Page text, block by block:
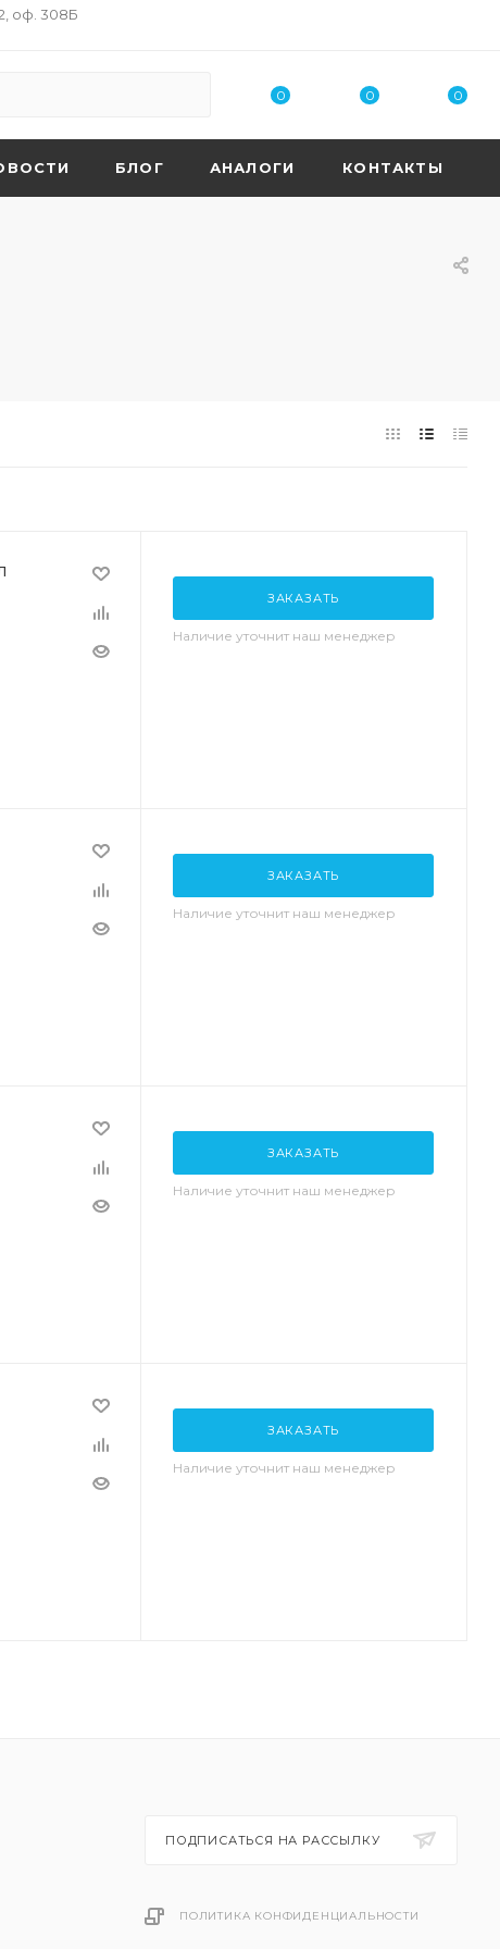
оф. 308Б
0 0 0
БЛОГ АНАЛОГИ КОНТАКТЫ
ЗАКАЗАТЬ
Наличие уточнит наш менеджер
ЗАКАЗАТЬ
Наличие уточнит наш менеджер
ЗАКАЗАТЬ
Наличие уточнит наш менеджер
ЗАКАЗАТЬ
Наличие уточнит наш менеджер
ПОДПИСАТЬСЯ НА РАССЫЛКУ
ПОЛИТИКА КОНФИДЕНЦИАЛЬНОСТИ